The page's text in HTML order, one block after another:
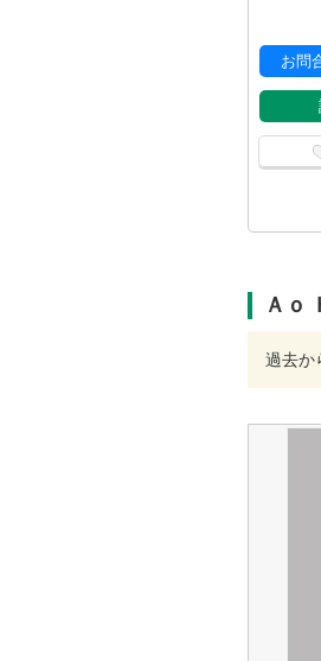
お問
Ａｏ
過去か